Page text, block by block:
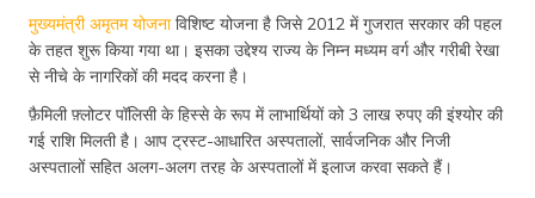
मुख्यमंत्री अमृतम योजनाविशिष्ट योजना है जिसे 2012 में गुजरात सरकार की पहल
के तहत शुरू किया गया था। इसका उद्देश्य राज्य के निम्न मध्यम वर्ग और गरीबी रेखा
से नीचे के नागरिकों की मदद करना है।
फ़ैमिली फ़्लोटर पॉलिसी के हिस्से के रूप में लाभार्थियों को 3 लाख रुपए की इंश्योर की
गई राशि मिलती है। आप ट्रस्ट-आधारित अस्पतालों, सार्वजनिक और निजी
अस्पतालों सहित अलग-अलग तरह के अस्पतालों में इलाज करवा सकते हैं।